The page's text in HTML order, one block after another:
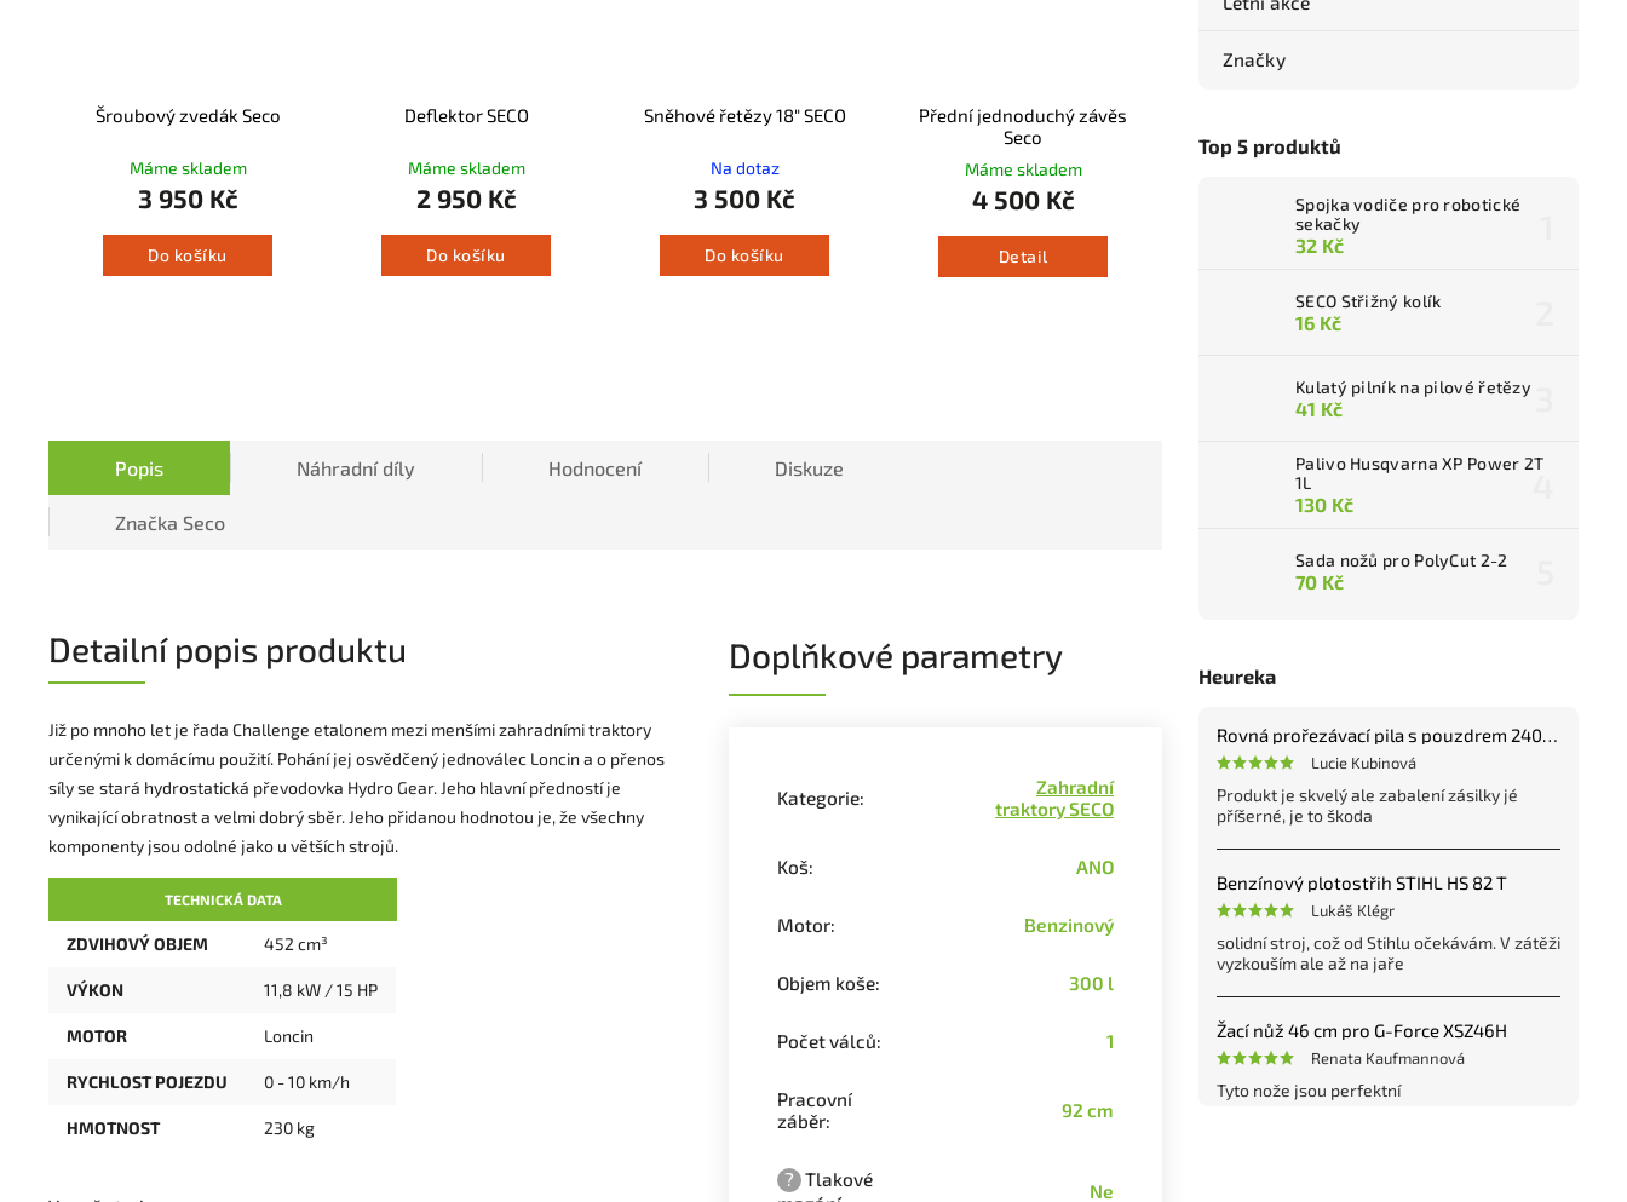
Značky
Top 5 produktů
Spojka vodiče pro robotické
sekačky
32 Kč
SECO Střižný kolík
16 Kč
Kulatý pilník na pilové řetězy
41 Kč
Palivo Husqvarna XP Power 2T
1L
130 Kč
Sada nožů pro PolyCut 2-2
70 Kč
Heureka
Rovná prořezávací pila s pouzdrem 240 mm
Lucie Kubinová
Produkt je skvelý ale zabalení zásilky jé
příšerné, je to škoda
Benzínový plotostřih STIHL HS 82 T
Lukáš Klégr
solidní stroj, což od Stihlu očekávám. V zátěži
vyzkouším ale až na jaře
Žací nůž 46 cm pro G-Force XSZ46H
Renata Kaufmannová
Tyto nože jsou perfektní
Šroubový zvedák Seco
Máme skladem
3 950 Kč
Do košíku
Deflektor SECO
Máme skladem
2 950 Kč
Do košíku
Sněhové řetězy 18" SECO
Na dotaz
3 500 Kč
Do košíku
Přední jednoduchý závěs
Seco
Máme skladem
4 500 Kč
Detail
Popis Náhradní díly Hodnocení Diskuze
Značka Seco
Detailní popis produktu
Již po mnoho let je řada Challenge etalonem mezi menšími zahradními traktory
určenými k domácímu použití. Pohání jej osvědčený jednoválec Loncin a o přenos
síly se stará hydrostatická převodovka Hydro Gear. Jeho hlavní předností je
vynikající obratnost a velmi dobrý sběr. Jeho přidanou hodnotou je, že všechny
komponenty jsou odolné jako u větších strojů.
TECHNICKÁ DATA
ZDVIHOVÝ OBJEM 452 cm³
VÝKON 11,8 kW / 15 HP
MOTOR Loncin
RYCHLOST POJEZDU 0 - 10 km/h
HMOTNOST 230 kg
Doplňkové parametry
Kategorie:
Zahradní
traktory SECO
Koš: ANO
Motor: Benzinový
Objem koše: 300 l
Počet válců: 1
Pracovní
záběr: 92 cm
? Tlakové
Ne